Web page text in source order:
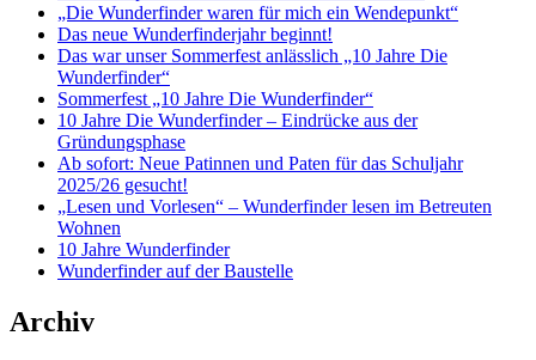
„Die Wunderfinder waren für mich ein Wendepunkt“
Das neue Wunderfinderjahr beginnt!
Das war unser Sommerfest anlässlich „10 Jahre Die
Wunderfinder“
Sommerfest „10 Jahre Die Wunderfinder“
10 Jahre Die Wunderfinder – Eindrücke aus der
Gründungsphase
Ab sofort: Neue Patinnen und Paten für das Schuljahr
2025/26 gesucht!
„Lesen und Vorlesen“ – Wunderfinder lesen im Betreuten
Wohnen
10 Jahre Wunderfinder
Wunderfinder auf der Baustelle
Archiv